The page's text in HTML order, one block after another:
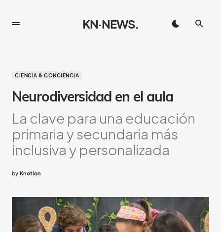
KN·NEWS.
CIENCIA & CONCIENCIA
Neurodiversidad en el aula
La clave para una educación
primaria y secundaria más
inclusiva y personalizada
by Knotion